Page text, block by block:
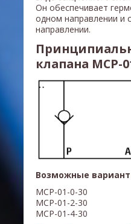
Он обеспечивает
одном направлении и
направлении.
клапана MCP-
Возможные
MCP-01-0-30
MCP-01-2-30
MCP-01-4-30